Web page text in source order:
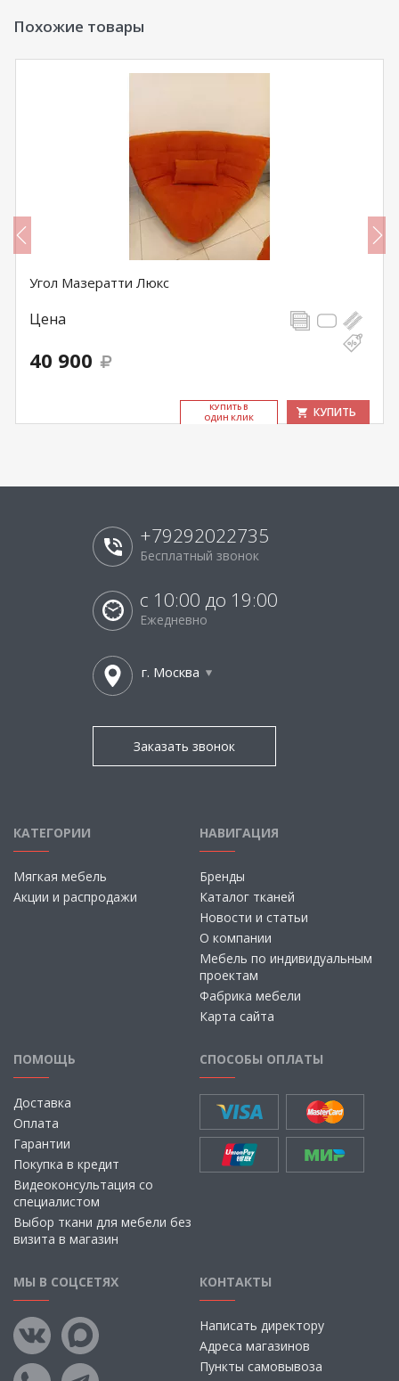
Похожие товары
Угол Мазератти Люкс
Цена
40 900
КУ­ПИТЬ В
ОДИН КЛИК
КУПИТЬ
+79292022735
Бесплатный звонок
с 10:00 до 19:00
Ежедневно
г. Москва
Заказать звонок
КАТЕГОРИИ
Мягкая мебель
Акции и распродажи
НАВИГАЦИЯ
Бренды
Каталог тканей
Новости и статьи
О компании
Мебель по индивидуальным
проектам
Фабрика мебели
Карта сайта
ПОМОЩЬ
Доставка
Оплата
Гарантии
Покупка в кредит
Видеоконсультация со
специалистом
Выбор ткани для мебели без
визита в магазин
СПОСОБЫ ОПЛАТЫ
МЫ В СОЦСЕТЯХ КОНТАКТЫ
Написать директору
Адреса магазинов
Пункты самовывоза